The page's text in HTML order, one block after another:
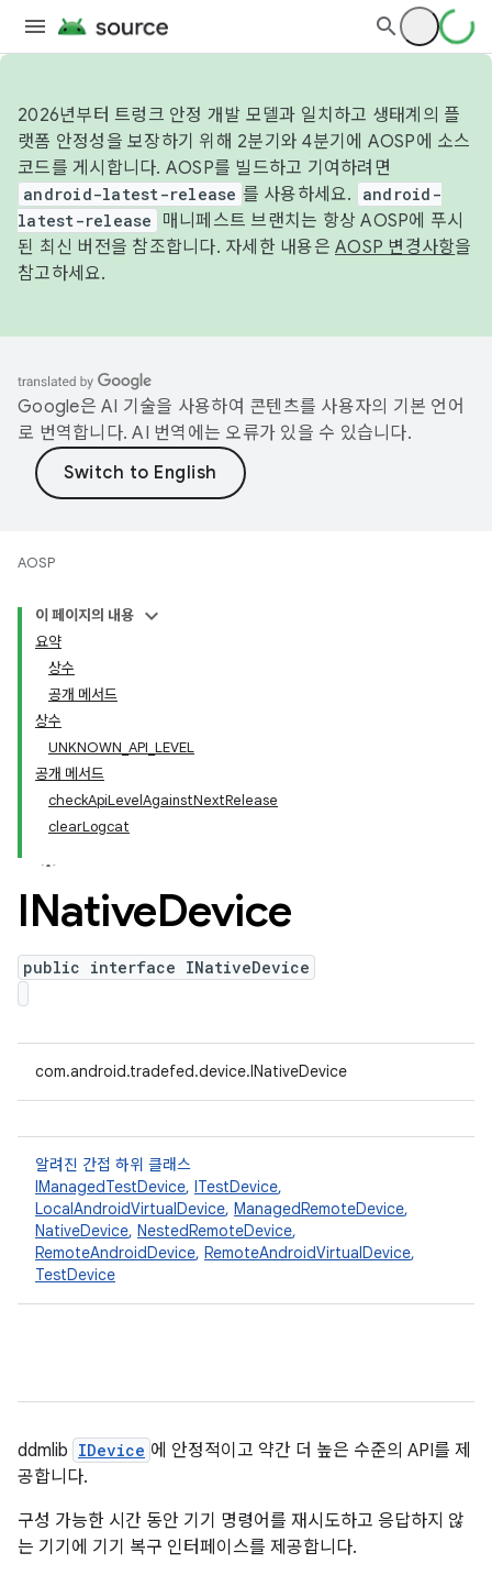
2026년부터 트렁크 안정 개발 모델과 일치하고 생태계의 플
랫폼 안정성을 보장하기 위해 2분기와 4분기에 AOSP에 소스
코드를 게시합니다. AOSP를 빌드하고 기여하려면
android-latest-release 를 사용하세요.
android-
latest-release
매니페스트 브랜치는 항상 AOSP에 푸시
된 최신 버전을 참조합니다. 자세한 내용은 AOSP 변경사항을
참고하세요.
Google은 AI 기술을 사용하여 콘텐츠를 사용자의 기본 언어
로 번역합니다. AI 번역에는 오류가 있을 수 있습니다.
AOSP
이 페이지의 내용
요약
상수
공개 메서드
상수
UNKNOWN_API_LEVEL
공개 메서드
checkApiLevelAgainstNextRelease
clearLogcat
INativeDevice
public interface INativeDevice
com.android.tradefed.device.INativeDevice
알려진 간접 하위 클래스
IManagedTestDevice, ITestDevice,
LocalAndroidVirtualDevice, ManagedRemoteDevice,
NativeDevice, NestedRemoteDevice,
RemoteAndroidDevice, RemoteAndroidVirtualDevice,
TestDevice
ddmlib IDevice 에 안정적이고 약간 더 높은 수준의 API를 제
공합니다.
구성 가능한 시간 동안 기기 명령어를 재시도하고 응답하지 않
는 기기에 기기 복구 인터페이스를 제공합니다.